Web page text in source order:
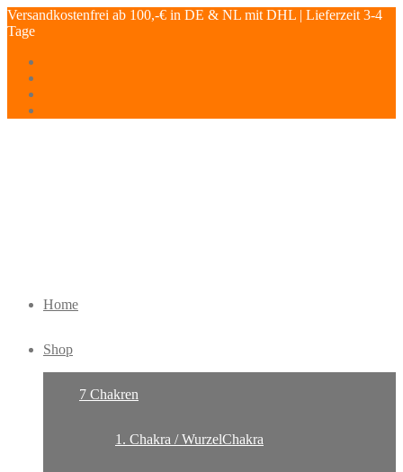
Versandkostenfrei ab 100,-€ in DE & NL mit DHL | Lieferzeit 3-4
Tage
Home
Shop
7 Chakren
1. Chakra / WurzelChakra